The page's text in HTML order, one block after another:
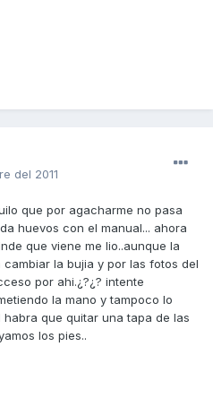
del 2011
que por agacharme no pasa
huevos con el manual... ahora
que viene me lio..aunque la
la bujia y por las fotos del
por ahi.¿?¿? intente
la mano y tampoco lo
que quitar una tapa de las
los pies..